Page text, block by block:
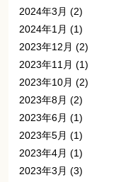
2024年3月 (2)
2024年1月 (1)
2023年12月 (2)
2023年11月 (1)
2023年10月 (2)
2023年8月 (2)
2023年6月 (1)
2023年5月 (1)
2023年4月 (1)
2023年3月 (3)